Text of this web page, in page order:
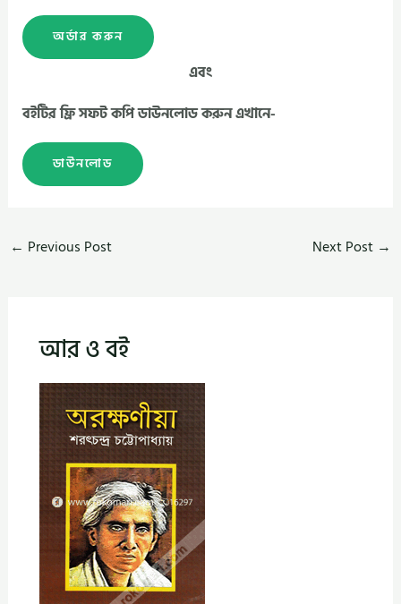
অর্ডার করুন
এবং
বইটির ফ্রি সফট কপি ডাউনলোড করুন এখানে-
ডাউনলোড
← Previous Post Next Post →
আর ও বই